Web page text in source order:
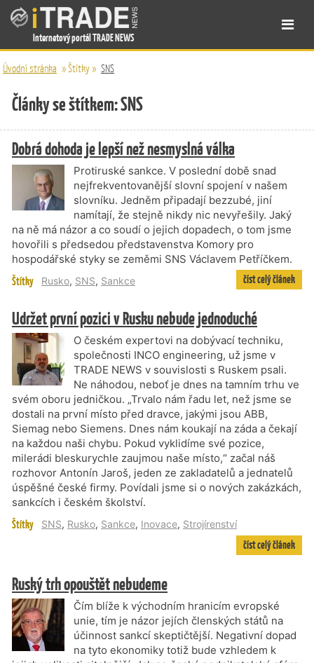
Internetový portál TRADE NEWS
Úvodní stránka »Štítky» SNS
Články se štítkem: SNS
Dobrá dohoda je lepší než nesmyslná válka
Protiruské sankce. V poslední době snad
nejfrekventovanější slovní spojení v našem
slovníku. Jedněm připadají bezzubé, jiní
namítají, že stejně nikdy nic nevyřešily. Jaký
na ně má názor a co soudí o jejich dopadech, o tom jsme
hovořili s předsedou představenstva Komory pro
hospodářské styky se zeměmi SNS Václavem Petříčkem.
Štítky Rusko, SNS, Sankce číst celý článek
Udržet první pozici v Rusku nebude jednoduché
O českém expertovi na dobývací techniku,
společnosti INCO engineering, už jsme v
TRADE NEWS v souvislosti s Ruskem psali.
Ne náhodou, neboť je dnes na tamním trhu ve
svém oboru jedničkou. „Trvalo nám řadu let, než jsme se
dostali na první místo před dravce, jakými jsou ABB,
Siemag nebo Siemens. Dnes nám koukají na záda a čekají
na každou naši chybu. Pokud vyklidíme své pozice,
milerádi bleskurychle zaujmou naše místo,“ začal náš
rozhovor Antonín Jaroš, jeden ze zakladatelů a jednatelů
úspěšné české firmy. Povídali jsme si o nových zakázkách,
sankcích i českém školství.
Štítky SNS, Rusko, Sankce, Inovace, Strojírenství
číst celý článek
Ruský trh opouštět nebudeme
Čím blíže k východním hranicím evropské
unie, tím je názor jejích členských států na
účinnost sankcí skeptičtější. Negativní dopad
na tyto ekonomiky totiž bude vzhledem k